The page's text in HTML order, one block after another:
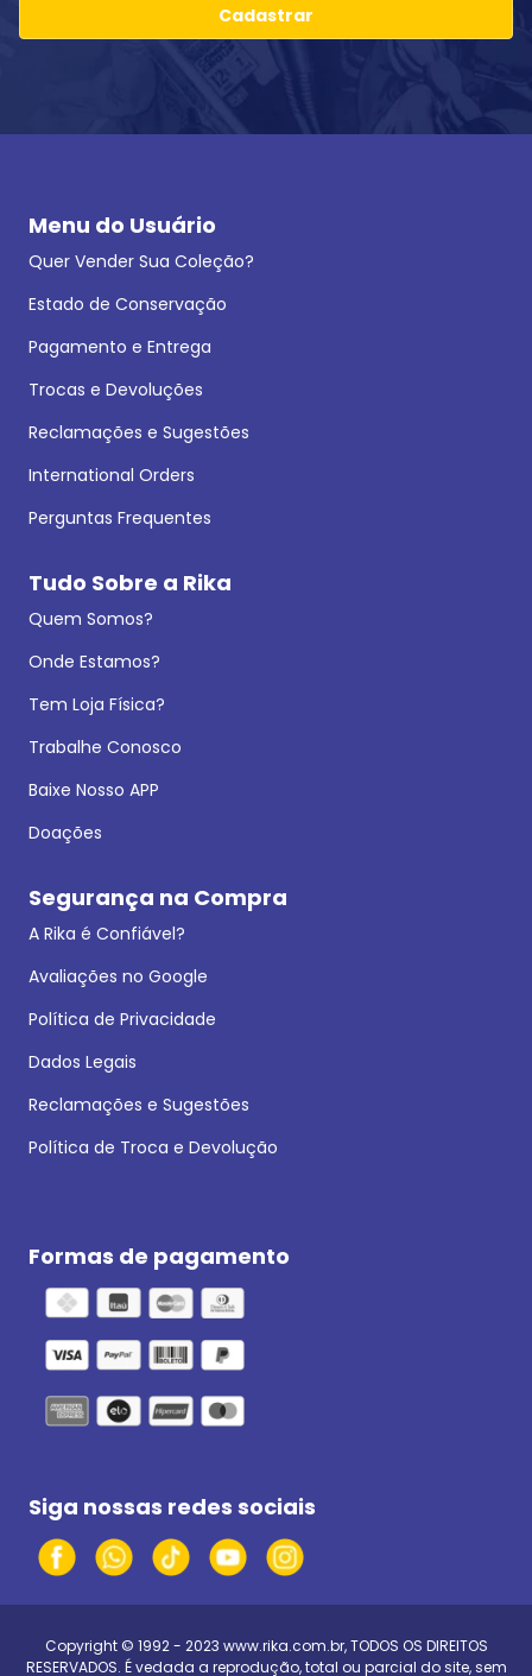
Cadastrar
Menu do Usuário
Quer Vender Sua Coleção?
Estado de Conservação
Pagamento e Entrega
Trocas e Devoluções
Reclamações e Sugestões
International Orders
Perguntas Frequentes
Tudo Sobre a Rika
Quem Somos?
Onde Estamos?
Tem Loja Física?
Trabalhe Conosco
Baixe Nosso APP
Doações
Segurança na Compra
A Rika é Confiável?
Avaliações no Google
Política de Privacidade
Dados Legais
Reclamações e Sugestões
Política de Troca e Devolução
Formas de pagamento
Siga nossas redes sociais
Copyright © 1992 - 2023 www.rika.com.br, TODOS OS DIREITOS
RESERVADOS. É vedada a reprodução, total ou parcial do site, sem